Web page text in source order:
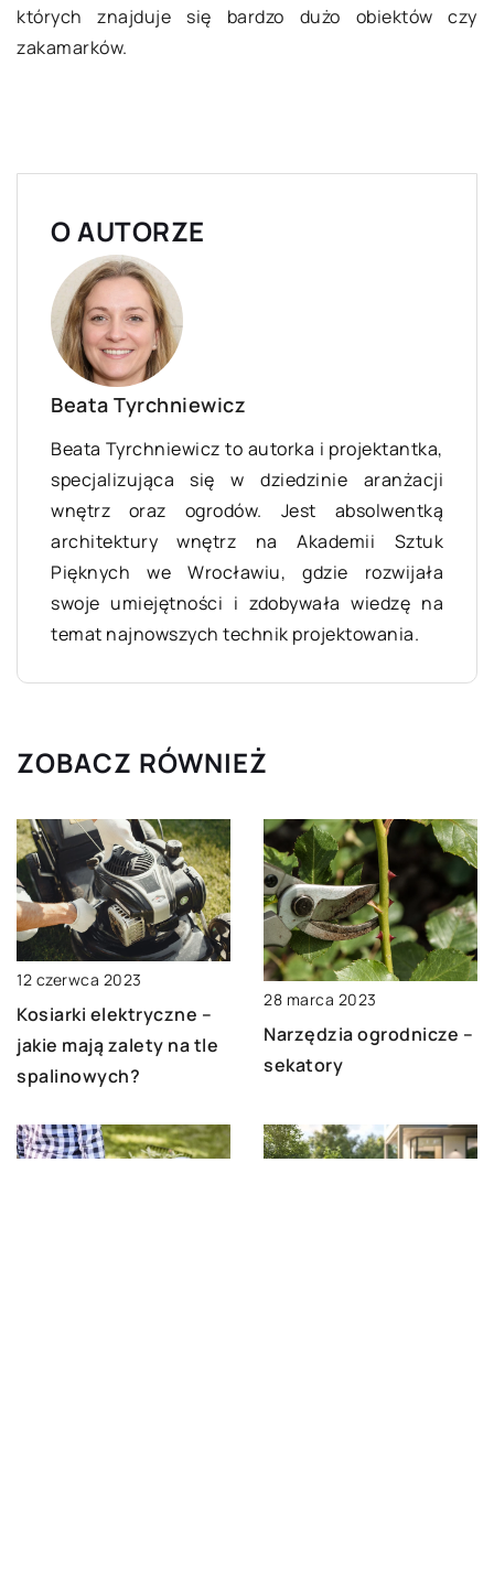
których znajduje się bardzo dużo obiektów czy
zakamarków.
O AUTORZE
Beata Tyrchniewicz
Beata Tyrchniewicz to autorka i projektantka,
specjalizująca się w dziedzinie aranżacji
wnętrz oraz ogrodów. Jest absolwentką
architektury wnętrz na Akademii Sztuk
Pięknych we Wrocławiu, gdzie rozwijała
swoje umiejętności i zdobywała wiedzę na
temat najnowszych technik projektowania.
ZOBACZ RÓWNIEŻ
12 czerwca 2023
Kosiarki elektryczne –
jakie mają zalety na tle
spalinowych?
28 marca 2023
Narzędzia ogrodnicze –
sekatory